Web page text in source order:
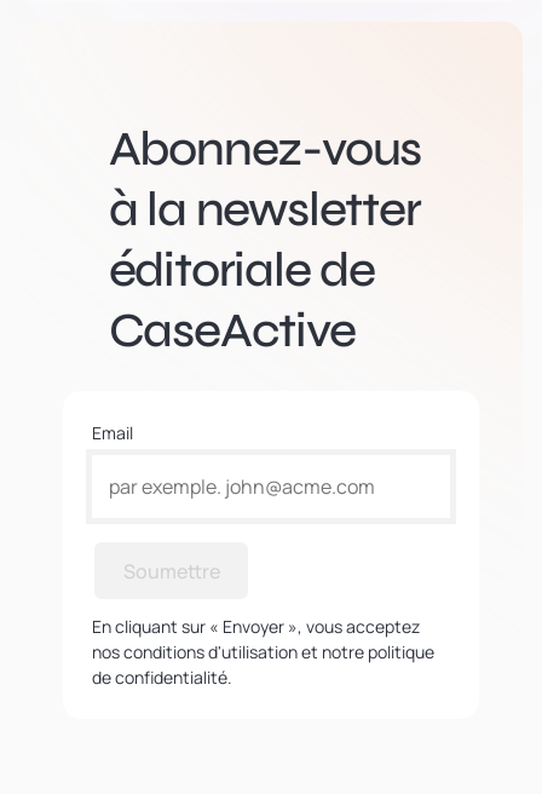
Abonnez-vous
à la newsletter
éditoriale de
CaseActive
Email
Soumettre
En cliquant sur « Envoyer », vous acceptez
nos conditions d'utilisation et notre politique
de confidentialité.